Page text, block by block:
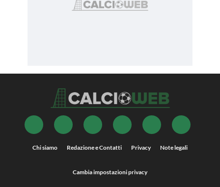
Chi siamo Redazione e Contatti Privacy Note legali
Cambia impostazioni privacy